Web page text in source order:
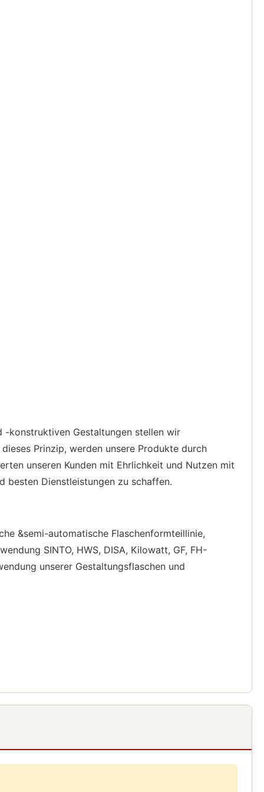
-konstruktiven Gestaltungen stellen wir
Prinzip, werden unsere Produkte durch
unseren Kunden mit Ehrlichkeit und Nutzen mit
besten Dienstleistungen zu schaffen.
&semi-automatische Flaschenformteillinie,
SINTO, HWS, DISA, Kilowatt, GF, FH-
unserer Gestaltungsflaschen und